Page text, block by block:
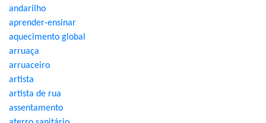
andarilho
aprender-ensinar
aquecimento global
arruaça
arruaceiro
artista
artista de rua
assentamento